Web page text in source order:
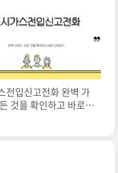
전입신고전화 완벽 가
것을 확인하고 바로